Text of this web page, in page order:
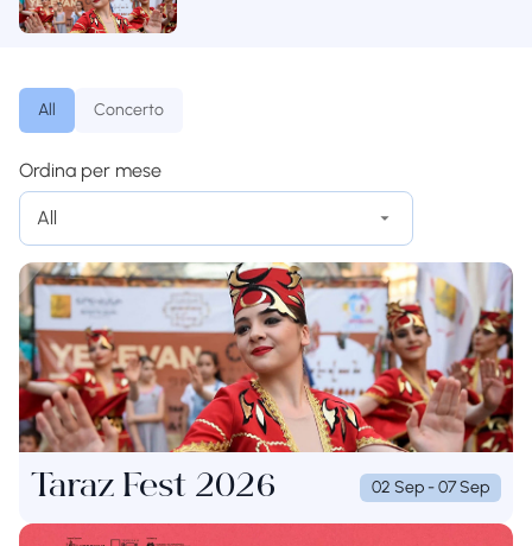
All Concerto
Ordina per mese
All
Taraz Fest 2026 02 Sep - 07 Sep